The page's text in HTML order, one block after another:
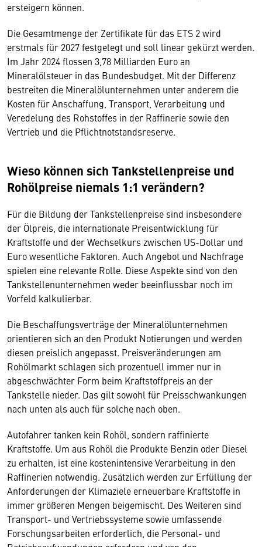
ersteigern können.
Die Gesamtmenge der Zertifikate für das ETS 2 wird
erstmals für 2027 festgelegt und soll linear gekürzt werden.
Im Jahr 2024 flossen 3,78 Milliarden Euro an
Mineralölsteuer in das Bundesbudget. Mit der Differenz
bestreiten die Mineralölunternehmen unter anderem die
Kosten für Anschaffung, Transport, Verarbeitung und
Veredelung des Rohstoffes in der Raffinerie sowie den
Vertrieb und die Pflichtnotstandsreserve.
Wieso können sich Tankstellenpreise und
Rohölpreise niemals 1:1 verändern?
Für die Bildung der Tankstellenpreise sind insbesondere
der Ölpreis, die internationale Preisentwicklung für
Kraftstoffe und der Wechselkurs zwischen US-Dollar und
Euro wesentliche Faktoren. Auch Angebot und Nachfrage
spielen eine relevante Rolle. Diese Aspekte sind von den
Tankstellenunternehmen weder beeinflussbar noch im
Vorfeld kalkulierbar.
Die Beschaffungsverträge der Mineralölunternehmen
orientieren sich an den Produkt Notierungen und werden
diesen preislich angepasst. Preisveränderungen am
Rohölmarkt schlagen sich prozentuell immer nur in
abgeschwächter Form beim Kraftstoffpreis an der
Tankstelle nieder. Das gilt sowohl für Preisschwankungen
nach unten als auch für solche nach oben.
Autofahrer tanken kein Rohöl, sondern raffinierte
Kraftstoffe. Um aus Rohöl die Produkte Benzin oder Diesel
zu erhalten, ist eine kostenintensive Verarbeitung in den
Raffinerien notwendig. Zusätzlich werden zur Erfüllung der
Anforderungen der Klimaziele erneuerbare Kraftstoffe in
immer größeren Mengen beigemischt. Des Weiteren sind
Transport- und Vertriebssysteme sowie umfassende
Forschungsarbeiten erforderlich, die Personal- und